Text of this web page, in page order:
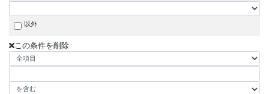
以外
この条件を削除